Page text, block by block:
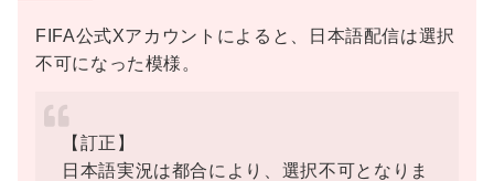
FIFA公式Xアカウントによると、日本語配信は選択
不可になった模様。
【訂正】
日本語実況は都合により、選択不可となりま